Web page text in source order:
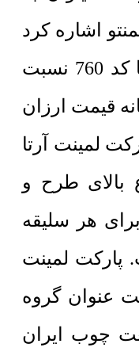
اشاره کرد
که البته قیمت پارکت آرتا کد 760 نسبت
قیمت ارزان
لمینت آرتا
بالای طرح و
هر سلیقه
لمینت
تحت عنوان گروه
چوب ایران